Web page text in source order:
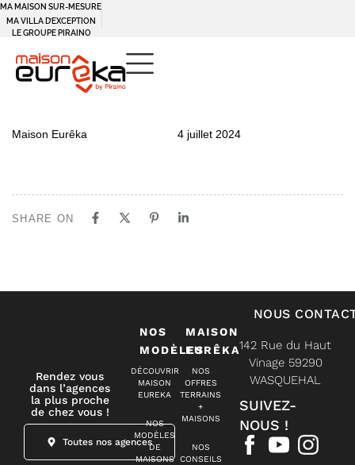
MA MAISON SUR-MESURE
MA VILLA D’EXCEPTION
LE GROUPE PIRAINO
IN:
Maison Eurêka
on:
4 juillet 2024
SHARE ON
Rendez vous
dans l’agences
la plus proche
de chez vous !
Toutes nos agences
NOS
MODÈLES
DÉCOUVRIR
MAISON
EUREKA
NOS
MODÈLES
DE
MAISONS
MAISON
EURÊKA
NOS
OFFRES
TERRAINS
+
MAISONS
NOS
CONSEILS
NOUS
142 Rue du Haut
Vinage 59290
WASQUEHAL
SUIVEZ-
NOUS !